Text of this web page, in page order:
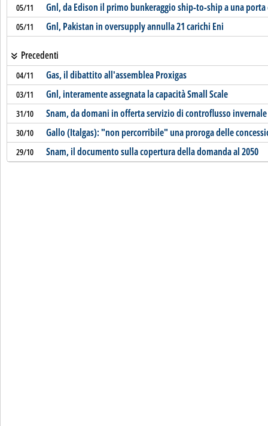
05/11 Gnl, da Edison il primo bunkeraggio ship-to-ship a una
05/11 Gnl, Pakistan in oversupply annulla 21 carichi Eni
Precedenti
04/11 Gas, il dibattito all'assemblea Proxigas
03/11 Gnl, interamente assegnata la capacità Small Scale
31/10 Snam, da domani in offerta servizio di controflusso invernale
30/10 Gallo (Italgas): "non percorribile" una proroga delle
29/10 Snam, il documento sulla copertura della domanda al 2050